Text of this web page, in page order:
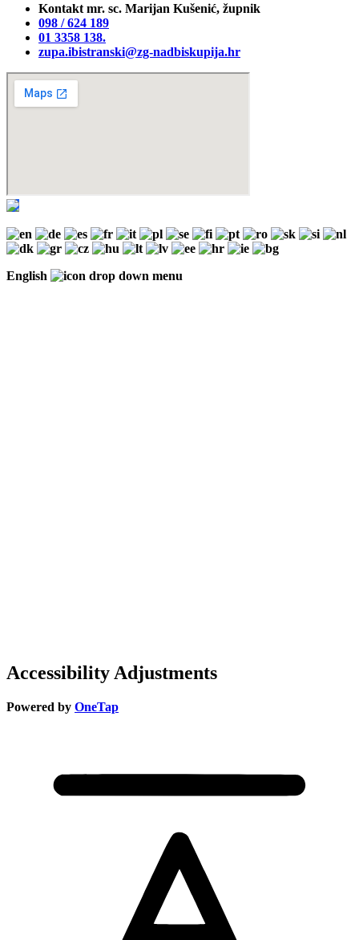
Kontakt mr. sc. Marijan Kušenić, župnik
098 / 624 189
01 3358 138‬.
zupa.ibistranski@zg-nadbiskupija.hr
English
Accessibility Adjustments
Powered by OneTap